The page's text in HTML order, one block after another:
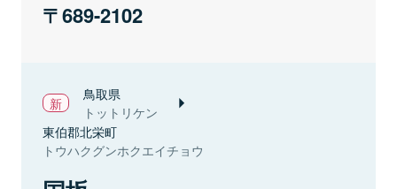
689-2102
鳥取県
トットリケン
東伯郡北栄町
トウハクグンホクエイチョウ